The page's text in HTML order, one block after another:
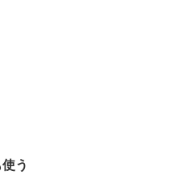
う